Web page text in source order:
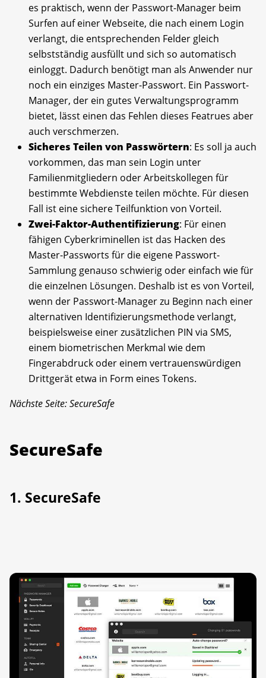
es praktisch, wenn der Passwort-Manager beim
Surfen auf einer Webseite, die nach einem Login
verlangt, die entsprechenden Felder gleich
selbstständig ausfüllt und sich so automatisch
einloggt. Dadurch benötigt man als Anwender nur
noch ein einziges Master-Passwort. Ein Passwort-
Manager, der ein gutes Verwaltungsprogramm
bietet, lässt einen das Fehlen dieses Featrues aber
auch verschmerzen.
Sicheres Teilen von Passwörtern: Es soll ja auch
vorkommen, das man sein Login unter
Familienmitgliedern oder Arbeitskollegen für
bestimmte Webdienste teilen möchte. Für diesen
Fall ist eine sichere Teilfunktion von Vorteil.
Zwei-Faktor-Authentifizierung: Für einen
fähigen Cyberkriminellen ist das Hacken des
Master-Passworts für die eigene Passwort-
Sammlung genauso schwierig oder einfach wie für
die einzelnen Lösungen. Deshalb ist es von Vorteil,
wenn der Passwort-Manager zu Beginn nach einer
alternativen Identifizierungsmethode verlangt,
beispielsweise einer zusätzlichen PIN via SMS,
einem biometrischen Merkmal wie dem
Fingerabdruck oder einem vertrauenswürdigen
Drittgerät etwa in Form eines Tokens.
Nächste Seite: SecureSafe
SecureSafe
1. SecureSafe